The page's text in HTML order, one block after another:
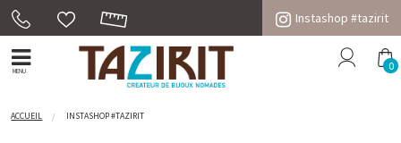
Instashop #tazirit
MENU 0
ACCUEIL INSTASHOP #TAZIRIT